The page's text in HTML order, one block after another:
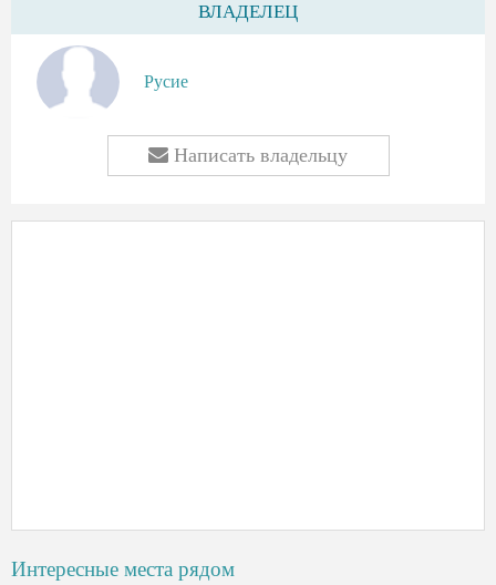
ВЛАДЕЛЕЦ
Русие
Написать владельцу
Интересные места рядом